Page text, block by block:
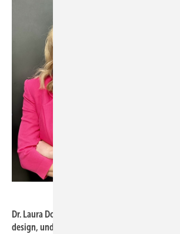
Dr. Laura Dorfer, Geschäftsführerin VDMA
design, und Dirk Gellisch, Stellvertretender